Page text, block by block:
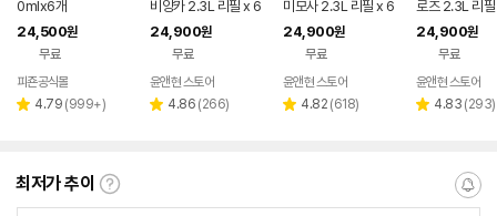
0mlx6개
24,500원
무료
페이
피죤공식몰
별 4.79 리
(999+)
비앙카 2.3L 리필 x 6
개
24,900원
무료
윤앤현 스토어
별 4.86 리
(266)
미모사 2.3L 리필 x 6
개
24,900원
무료
윤앤현 스토어
별 4.82 리
(618)
로즈 2.3L 리
24,900원
무료
윤앤현 스토어
별 4.83 리
(293)
최저가 추이
최
알